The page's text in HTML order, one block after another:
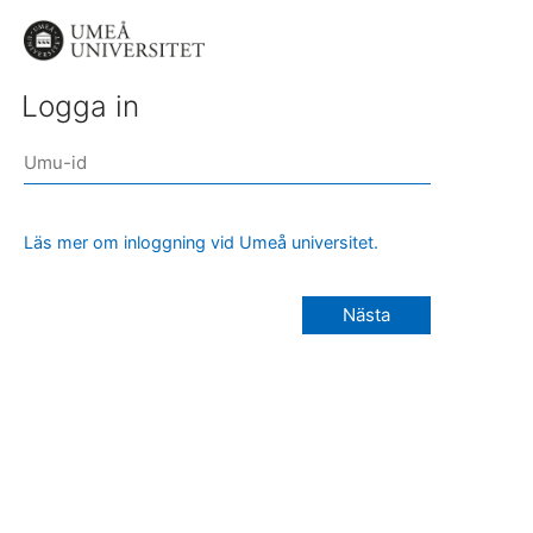
Logga in
Läs mer om inloggning vid Umeå universitet.
Nästa